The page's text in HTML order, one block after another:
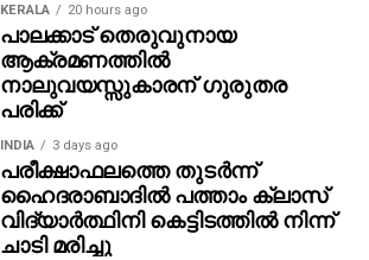
KERALA 20 hours ago
പാലക്കാട് തെരുവുനായ
ആക്രമണത്തില്‍
നാലുവയസ്സുകാരന് ഗുരുതര
പരിക്ക്
INDIA 3 days ago
പരീക്ഷാഫലത്തെ തുടര്‍ന്ന്
ഹൈദരാബാദില്‍ പത്താം ക്ലാസ്
വിദ്യാര്‍ത്ഥിനി കെട്ടിടത്തില്‍ നിന്ന്
ചാടി മരിച്ചു